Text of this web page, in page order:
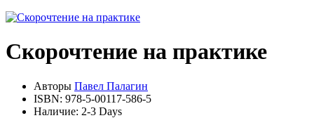
Скорочтение на практике
Авторы Павел Палагин
ISBN: 978-5-00117-586-5
Наличие: 2-3 Days